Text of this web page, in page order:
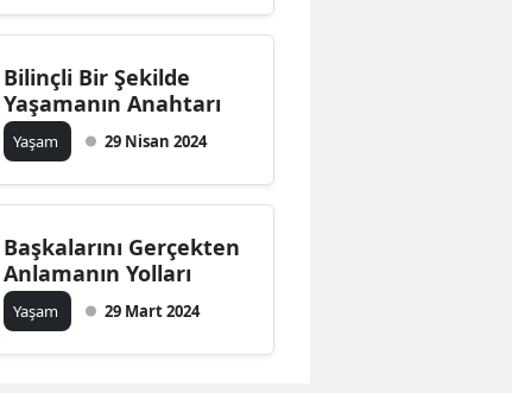
Bilinçli Bir Şekilde
Yaşamanın Anahtarı
Yaşam 29 Nisan 2024
Başkalarını Gerçekten
Anlamanın Yolları
Yaşam 29 Mart 2024